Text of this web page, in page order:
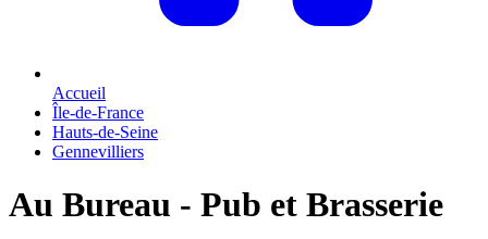
Accueil
Île-de-France
Hauts-de-Seine
Gennevilliers
Au Bureau - Pub et Brasserie